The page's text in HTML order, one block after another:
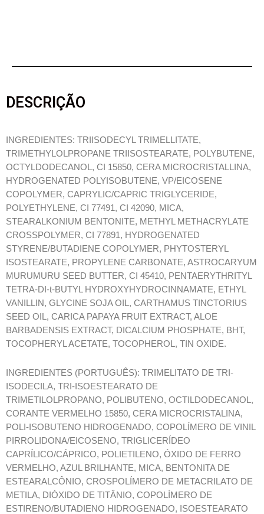
DESCRIÇÃO
INGREDIENTES: TRIISODECYL TRIMELLITATE,
TRIMETHYLOLPROPANE TRIISOSTEARATE, POLYBUTENE,
OCTYLDODECANOL, CI 15850, CERA MICROCRISTALLINA,
HYDROGENATED POLYISOBUTENE, VP/EICOSENE
COPOLYMER, CAPRYLIC/CAPRIC TRIGLYCERIDE,
POLYETHYLENE, CI 77491, CI 42090, MICA,
STEARALKONIUM BENTONITE, METHYL METHACRYLATE
CROSSPOLYMER, CI 77891, HYDROGENATED
STYRENE/BUTADIENE COPOLYMER, PHYTOSTERYL
ISOSTEARATE, PROPYLENE CARBONATE, ASTROCARYUM
MURUMURU SEED BUTTER, CI 45410, PENTAERYTHRITYL
TETRA-DI-t-BUTYL HYDROXYHYDROCINNAMATE, ETHYL
VANILLIN, GLYCINE SOJA OIL, CARTHAMUS TINCTORIUS
SEED OIL, CARICA PAPAYA FRUIT EXTRACT, ALOE
BARBADENSIS EXTRACT, DICALCIUM PHOSPHATE, BHT,
TOCOPHERYL ACETATE, TOCOPHEROL, TIN OXIDE.
INGREDIENTES (PORTUGUÊS): TRIMELITATO DE TRI-
ISODECILA, TRI-ISOESTEARATO DE
TRIMETILOLPROPANO, POLIBUTENO, OCTILDODECANOL,
CORANTE VERMELHO 15850, CERA MICROCRISTALINA,
POLI-ISOBUTENO HIDROGENADO, COPOLÍMERO DE VINIL
PIRROLIDONA/EICOSENO, TRIGLICERÍDEO
CAPRÍLICO/CÁPRICO, POLIETILENO, ÓXIDO DE FERRO
VERMELHO, AZUL BRILHANTE, MICA, BENTONITA DE
ESTEARALCÔNIO, CROSPOLÍMERO DE METACRILATO DE
METILA, DIÓXIDO DE TITÂNIO, COPOLÍMERO DE
ESTIRENO/BUTADIENO HIDROGENADO, ISOESTEARATO